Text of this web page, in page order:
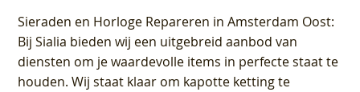
Sieraden en Horloge Repareren in Amsterdam Oost:
Bij Sialia bieden wij een uitgebreid aanbod van
diensten om je waardevolle items in perfecte staat te
houden. Wij staat klaar om kapotte ketting te